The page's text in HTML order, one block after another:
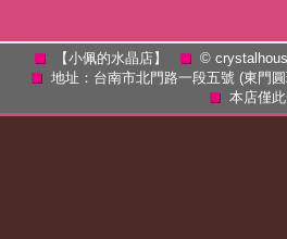
【小佩的水晶店】 ©
地址：台南市北門路一段五號 (東門
本店僅